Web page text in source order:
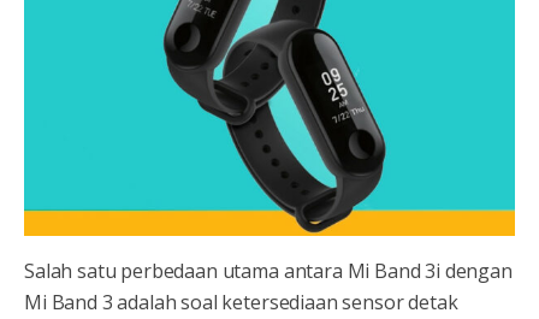
Salah satu perbedaan utama antara Mi Band 3i dengan
Mi Band 3 adalah soal ketersediaan sensor detak